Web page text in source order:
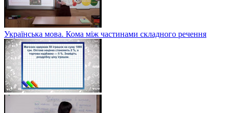
Українська мова. Кома між частинами складного речення